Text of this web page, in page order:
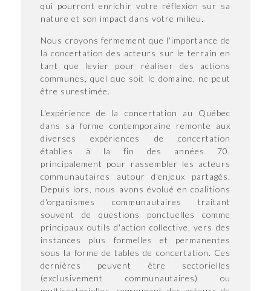
qui pourront enrichir votre réflexion sur sa
nature et son impact dans votre milieu.
Nous croyons fermement que l'importance de
la concertation des acteurs sur le terrain en
tant que levier pour réaliser des actions
communes, quel que soit le domaine, ne peut
être surestimée.
L'expérience de la concertation au Québec
dans sa forme contemporaine remonte aux
diverses expériences de concertation
établies à la fin des années 70,
principalement pour rassembler les acteurs
communautaires autour d'enjeux partagés.
Depuis lors, nous avons évolué en coalitions
d'organismes communautaires traitant
souvent de questions ponctuelles comme
principaux outils d'action collective, vers des
instances plus formelles et permanentes
sous la forme de tables de concertation. Ces
dernières peuvent être sectorielles
(exclusivement communautaires) ou